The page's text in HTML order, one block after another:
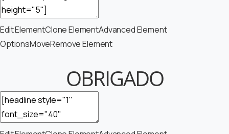
Edit ElementClone ElementAdvanced Element
OptionsMoveRemove Element
OBRIGADO